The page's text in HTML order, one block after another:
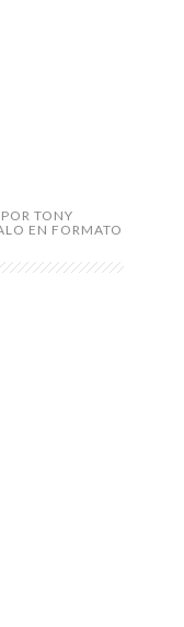
TONY
EN FORMATO